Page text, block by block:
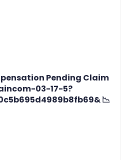
Pending Claim
03-17-5?
📉